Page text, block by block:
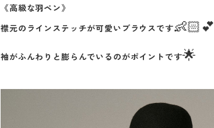
《高級な羽ペン》
襟元のラインステッチが可愛いブラウスです👶🏻💕
袖がふんわりと膨らんでいるのがポイントです🌟